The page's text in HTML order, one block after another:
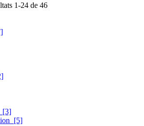
1-24 de 46
[3]
[5]